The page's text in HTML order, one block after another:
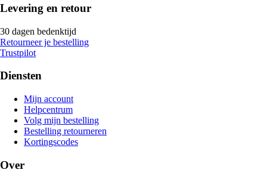
Levering en retour
30 dagen bedenktijd
Retourneer je bestelling
Trustpilot
Diensten
Mijn account
Helpcentrum
Volg mijn bestelling
Bestelling retourneren
Kortingscodes
Over